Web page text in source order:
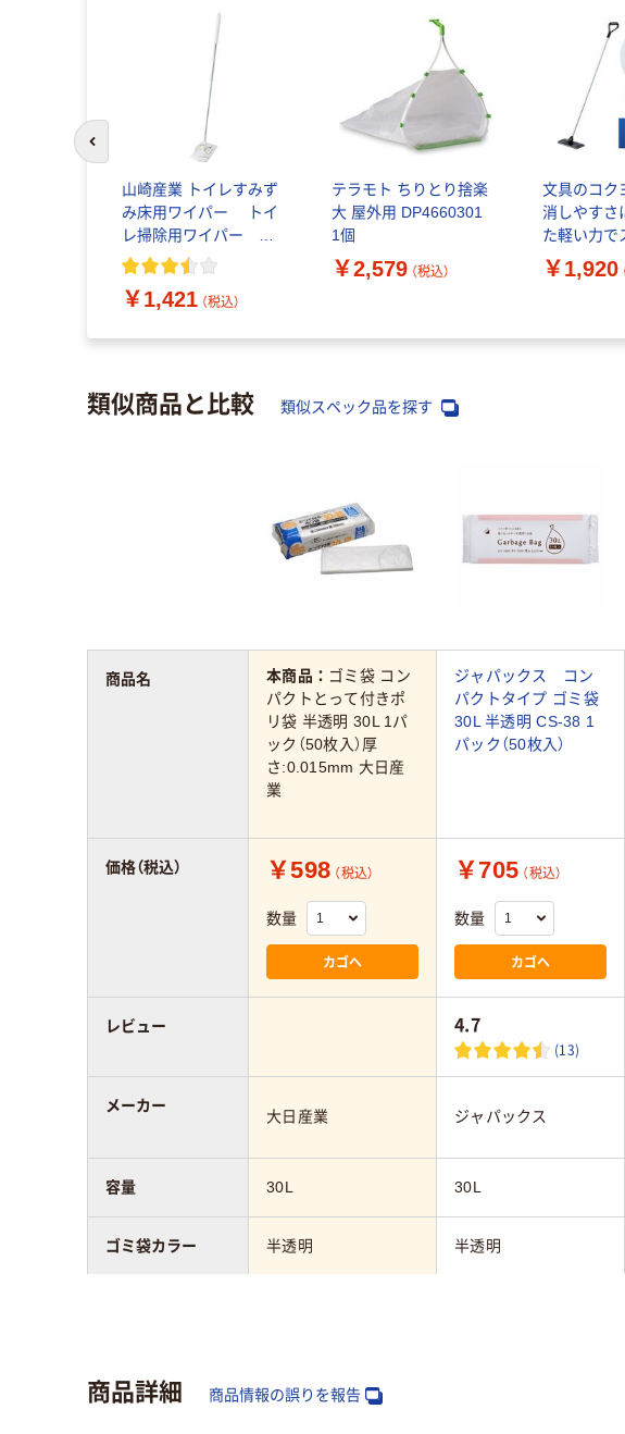
山崎産業 トイレすみず
み床用ワイパー トイ
レ掃除用ワイパー 本
体
￥1,421 （税込）
テラモト ちりとり捨楽
大 屋外用 DP4660301
1個
￥2,579 （税込）
文具のコク
消しやすさ
た軽い力で
とせるフロ
イパー ヒ
￥1,920
類似商品と比較 類似スペック品を探す
本商品： ゴミ袋 コン
パクトとって付きポ
リ袋 半透明 30L 1パ
ック（50枚入）厚
さ:0.015mm 大日産
業
ジャパックス コン
パクトタイプ ゴミ袋
30L 半透明 CS-38 1
パック（50枚入）
￥598 （税込）
数量
カゴへ
￥705 （税込）
数量
カゴへ
4.7
(13)
大日産業 ジャパックス
30L 30L
半透明 半透明
ポリエチレン
商品名
価格（税込）
レビュー
メーカー
容量
ゴミ袋カラー
商品詳細 商品情報の誤りを報告